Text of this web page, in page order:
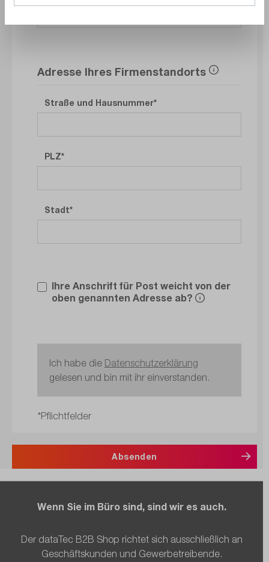
Adresse Ihres Firmenstandorts
Straße und Hausnummer
PLZ
Stadt
Ihre Anschrift für Post weicht von der
oben genannten Adresse ab?
Ich habe die Datenschutzerklärung
gelesen und bin mit ihr einverstanden.
*Pflichtfelder
Absenden
Wenn Sie im Büro sind, sind wir es auch.
Der dataTec B2B Shop richtet sich ausschließlich an
Geschäftskunden und Gewerbetreibende.